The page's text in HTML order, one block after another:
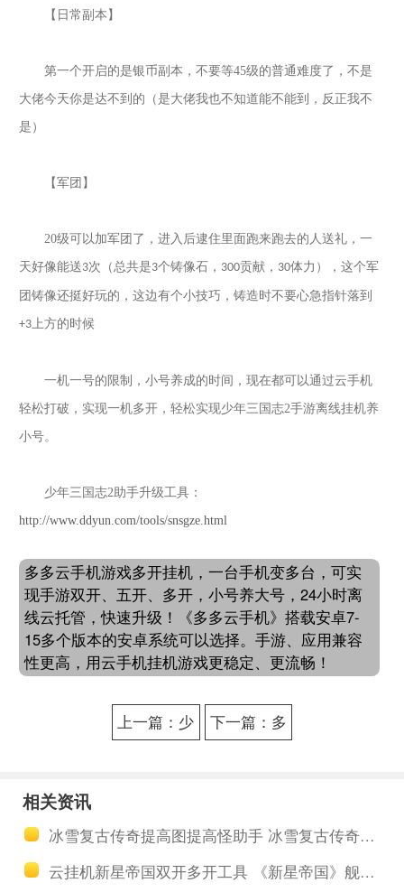
【日常副本】
第一个开启的是银币副本，不要等45级的普通难度了，不是
大佬今天你是达不到的（是大佬我也不知道能不能到，反正我不
是）
【军团】
20级可以加军团了，进入后逮住里面跑来跑去的人送礼，一
天好像能送3次（总共是3个铸像石， 300贡献， 30体力），这个军
团铸像还挺好玩的，这边有个小技巧，铸造时不要心急指针落到
+3 上方的时候
一机一号的限制，小号养成的时间，现在都可以通过云手机
轻松打破，实现一机多开，轻松实现少年三国志2手游离线挂机养
小号。
少年三国志2助手升级工具：
http://www.ddyun.com/tools/snsgze.html
多多云手机游戏多开挂机，一台手机变多台，可实
现手游双开、五开、多开，小号养大号，24小时离
线云托管，快速升级！《多多云手机》搭载安卓7-
15多个版本的安卓系统可以选择。手游、应用兼容
性更高，用云手机挂机游戏更稳定、更流畅！
上一篇：少
下一篇：多
相关资讯
冰雪复古传奇提高图提高怪助手 冰雪复古传奇多开云端护肝托管
云挂机新星帝国双开多开工具 《新星帝国》舰船设计新手详解